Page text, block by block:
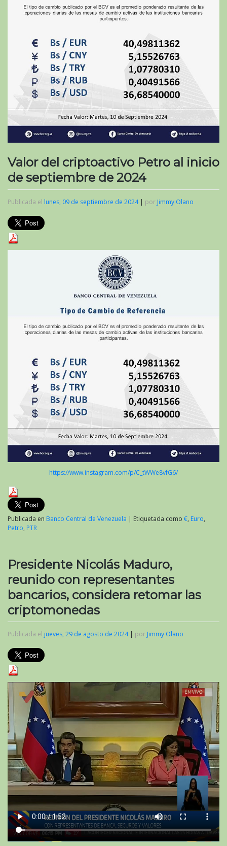
Valor del criptoactivo Petro al inicio
de septiembre de 2024
Publicada el lunes, 09 de septiembre de 2024| por Jimmy Olano
https://www.instagram.com/p/C_tWWe8vfG6/
Publicada en Banco Central de Venezuela | Etiquetada como €, Euro,
Petro, PTR
Presidente Nicolás Maduro,
reunido con representantes
bancarios, considera retomar las
criptomonedas
Publicada el jueves, 29 de agosto de 2024| por Jimmy Olano